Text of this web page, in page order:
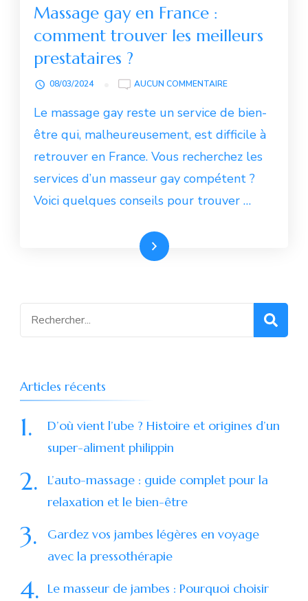
Massage gay en France :
comment trouver les meilleurs
prestataires ?
08/03/2024 AUCUN COMMENTAIREMASSAGE
EN
:
COMMENT
LES
MEILLEURS
Le massage gay reste un service de bien-
être qui, malheureusement, est difficile à
retrouver en France. Vous recherchez les
services d’un masseur gay compétent ?
Voici quelques conseils pour trouver …
Lire la suite
Recherche
pour
Articles récents
D’où vient l’ube ? Histoire et origines d’un
super-aliment philippin
L’auto-massage : guide complet pour la
relaxation et le bien-être
Gardez vos jambes légères en voyage
avec la pressothérapie
Le masseur de jambes : Pourquoi choisir